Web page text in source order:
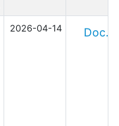
2026-04-14 Doc.